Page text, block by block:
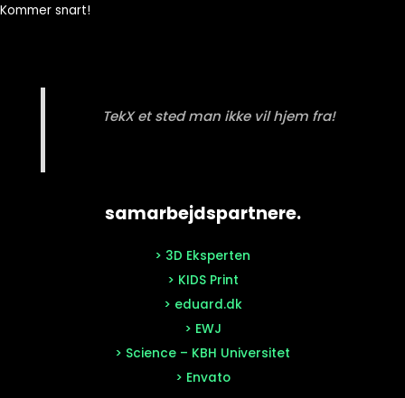
Kommer snart!
TekX et sted man ikke vil hjem fra!
samarbejdspartnere.
> 3D Eksperten
> KIDS Print
> eduard.dk
> EWJ
> Science – KBH Universitet
> Envato